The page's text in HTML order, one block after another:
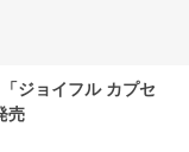
ジョイフル カプセ
売